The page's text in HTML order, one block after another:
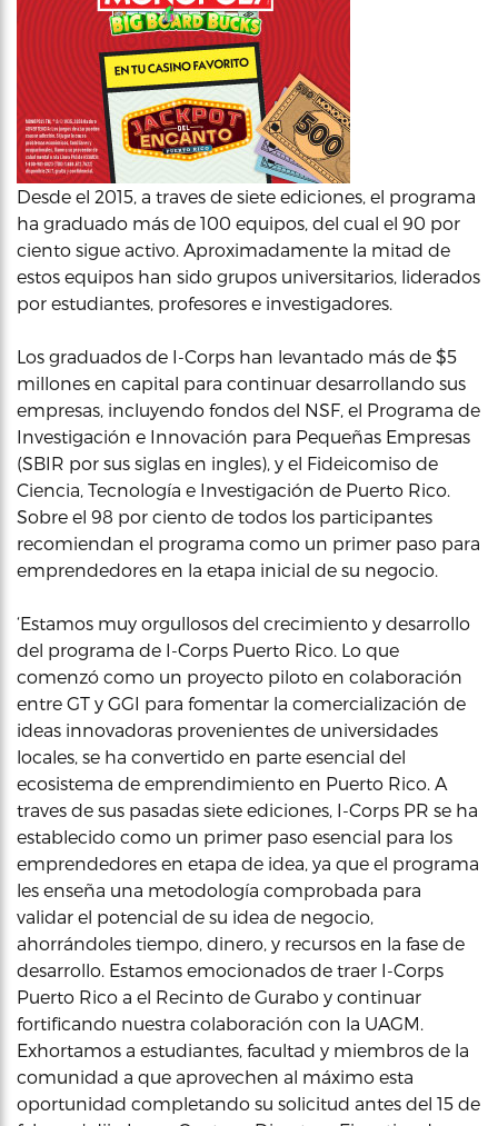
Desde el 2015, a traves de siete ediciones, el programa
ha graduado más de 100 equipos, del cual el 90 por
ciento sigue activo. Aproximadamente la mitad de
estos equipos han sido grupos universitarios, liderados
por estudiantes, profesores e investigadores.
Los graduados de I-Corps han levantado más de $5
millones en capital para continuar desarrollando sus
empresas, incluyendo fondos del NSF, el Programa de
Investigación e Innovación para Pequeñas Empresas
(SBIR por sus siglas en ingles), y el Fideicomiso de
Ciencia, Tecnología e Investigación de Puerto Rico.
Sobre el 98 por ciento de todos los participantes
recomiendan el programa como un primer paso para
emprendedores en la etapa inicial de su negocio.
‘Estamos muy orgullosos del crecimiento y desarrollo
del programa de I-Corps Puerto Rico. Lo que
comenzó como un proyecto piloto en colaboración
entre GT y GGI para fomentar la comercialización de
ideas innovadoras provenientes de universidades
locales, se ha convertido en parte esencial del
ecosistema de emprendimiento en Puerto Rico. A
traves de sus pasadas siete ediciones, I-Corps PR se ha
establecido como un primer paso esencial para los
emprendedores en etapa de idea, ya que el programa
les enseña una metodología comprobada para
validar el potencial de su idea de negocio,
ahorrándoles tiempo, dinero, y recursos en la fase de
desarrollo. Estamos emocionados de traer I-Corps
Puerto Rico a el Recinto de Gurabo y continuar
fortificando nuestra colaboración con la UAGM.
Exhortamos a estudiantes, facultad y miembros de la
comunidad a que aprovechen al máximo esta
oportunidad completando su solicitud antes del 15 de